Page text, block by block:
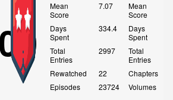
Mean
Score
7.07
Days
Spent
334.4
Total
Entries
2997
Rewatched
22
Episodes
23724
Mean
Score
Days
Spent
Total
Entries
Chapters
Volumes